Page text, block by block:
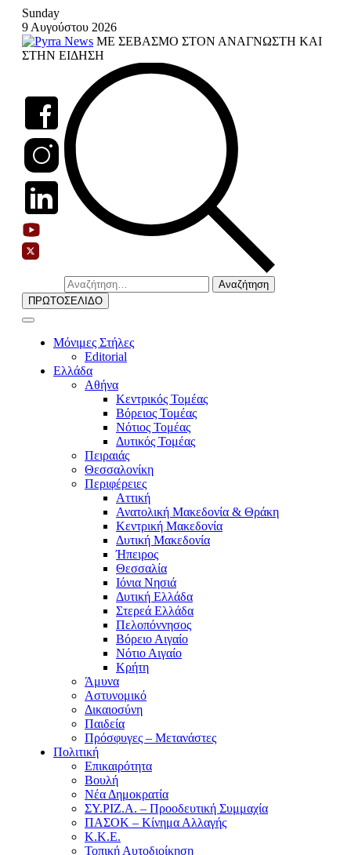
Skip
content
Sunday
9 Αυγούστου 2026
ΜΕ ΣΕΒΑΣΜΟ ΣΤΟΝ ΑΝΑΓΝΩΣΤΗ ΚΑΙ
ΣΤΗΝ ΕΙΔΗΣΗ
Αναζήτηση
για:
ΠΡΩΤΟΣΕΛΙΔΟ
Μόνιμες Στήλες
Editorial
Ελλάδα
Αθήνα
Κεντρικός Τομέας
Βόρειος Τομέας
Νότιος Τομέας
Δυτικός Τομέας
Πειραιάς
Θεσσαλονίκη
Περιφέρειες
Αττική
Ανατολική Μακεδονία & Θράκη
Κεντρική Μακεδονία
Δυτική Μακεδονία
Ήπειρος
Θεσσαλία
Ιόνια Νησιά
Δυτική Ελλάδα
Στερεά Ελλάδα
Πελοπόννησος
Βόρειο Αιγαίο
Νότιο Αιγαίο
Κρήτη
Άμυνα
Αστυνομικό
Δικαιοσύνη
Παιδεία
Πρόσφυγες – Μετανάστες
Πολιτική
Επικαιρότητα
Βουλή
Νέα Δημοκρατία
ΣΥ.ΡΙΖ.Α. – Προοδευτική Συμμαχία
ΠΑΣΟΚ – Κίνημα Αλλαγής
Κ.Κ.Ε.
Τοπική Αυτοδιοίκηση